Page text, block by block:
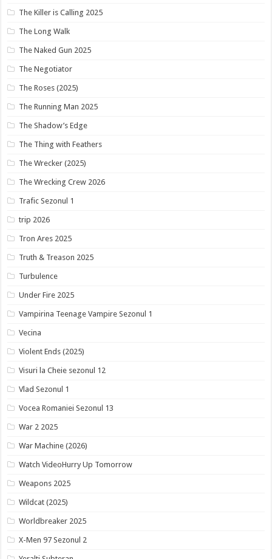
The Killer is Calling 2025
The Long Walk
The Naked Gun 2025
The Negotiator
The Roses (2025)
The Running Man 2025
The Shadow’s Edge
The Thing with Feathers
The Wrecker (2025)
The Wrecking Crew 2026
Trafic Sezonul 1
trip 2026
Tron Ares 2025
Truth & Treason 2025
Turbulence
Under Fire 2025
Vampirina Teenage Vampire Sezonul 1
Vecina
Violent Ends (2025)
Visuri la Cheie sezonul 12
Vlad Sezonul 1
Vocea Romaniei Sezonul 13
War 2 2025
War Machine (2026)
Watch VideoHurry Up Tomorrow
Weapons 2025
Wildcat (2025)
Worldbreaker 2025
X-Men 97 Sezonul 2